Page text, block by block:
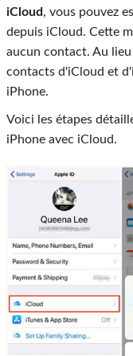
iCloud, vous pouvez
depuis iCloud. Cette
aucun contact. Au
contacts d'iCloud et
iPhone.
Voici les étapes
iPhone avec iCloud.